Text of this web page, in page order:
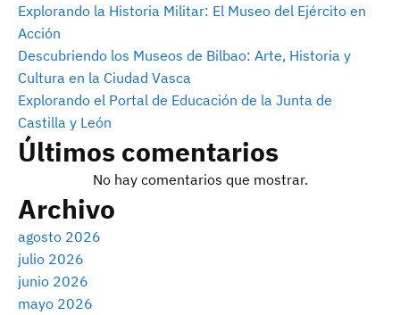
Explorando la Historia Militar: El Museo del Ejército en
Acción
Descubriendo los Museos de Bilbao: Arte, Historia y
Cultura en la Ciudad Vasca
Explorando el Portal de Educación de la Junta de
Castilla y León
Últimos comentarios
No hay comentarios que mostrar.
Archivo
agosto 2026
julio 2026
junio 2026
mayo 2026